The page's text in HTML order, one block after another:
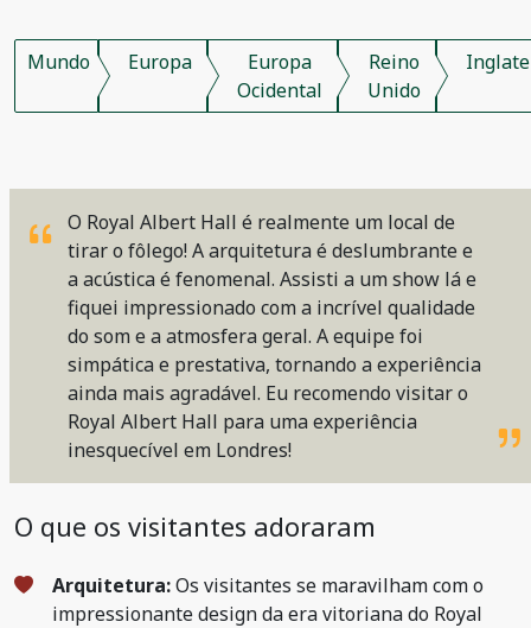
Mundo Europa
Europa
Ocidental
Reino
Unido
O Royal Albert Hall é realmente um local de
tirar o fôlego! A arquitetura é deslumbrante e
a acústica é fenomenal. Assisti a um show lá e
fiquei impressionado com a incrível qualidade
do som e a atmosfera geral. A equipe foi
simpática e prestativa, tornando a experiência
ainda mais agradável. Eu recomendo visitar o
Royal Albert Hall para uma experiência
inesquecível em Londres!
O que os visitantes adoraram
Arquitetura:Os visitantes se maravilham com o
impressionante design da era vitoriana do Royal